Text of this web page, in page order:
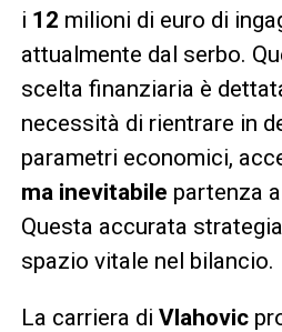
i 12 milioni di euro di
attualmente dal serbo.
scelta finanziaria è
necessità di rientrare in
parametri economici,
ma inevitabile partenza
Questa accurata
spazio vitale nel bilancio.
La carriera di Vlahovic